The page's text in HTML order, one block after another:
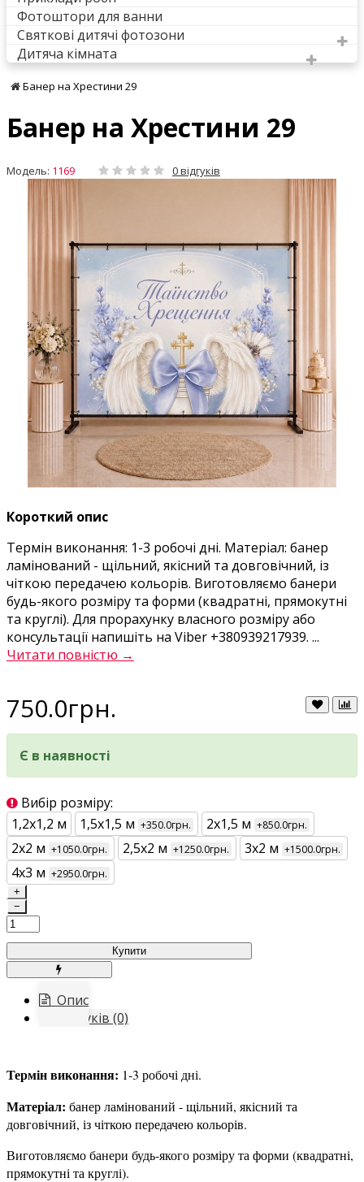
Фотоштори для ванни
Святкові дитячі фотозони
Дитяча кімната
Банер на Хрестини 29
Банер на Хрестини 29
Модель: 1169 0 відгуків
Короткий опис
Термін виконання: 1-3 робочі дні. Матеріал: банер
ламінований - щільний, якісний та довговічний, із
чіткою передачею кольорів. Виготовляємо банери
будь-якого розміру та форми (квадратні, прямокутні
та круглі). Для прорахунку власного розміру або
консультації напишіть на Viber +380939217939. ...
Читати повністю →
750.0грн.
Є в наявності
Вибір розміру:
1,2х1,2 м
1,5х1,5 м +350.0грн. 2х1,5 м +850.0грн.
2х2 м +1050.0грн. 2,5х2 м +1250.0грн. 3х2 м +1500.0грн.
4х3 м +2950.0грн.
+
−
Купити
Опис
Відгуків (0)
Термін виконання: 1-3 робочі дні.
Матеріал: банер ламінований - щільний, якісний та
довговічний, із чіткою передачею кольорів.
Виготовляємо банери будь-якого розміру та форми (квадратні,
прямокутні та круглі).